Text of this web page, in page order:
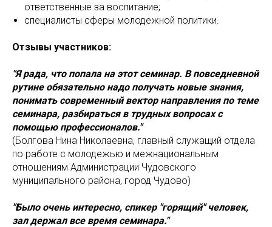
ответственные за воспитание;
специалисты сферы молодежной политики.
Отзывы участников:
"Я рада, что попала на этот семинар. В повседневной
рутине обязательно надо получать новые знания,
понимать современный вектор направления по теме
семинара, разбираться в трудных вопросах с
помощью профессионалов."
(Болгова Нина Николаевна, главный служащий отдела
по работе с молодежью и межнациональным
отношениям Администрации Чудовского
муниципального района, город Чудово)
"Было очень интересно, спикер "горящий" человек,
зал держал все время семинара."